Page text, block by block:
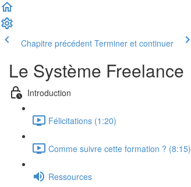
Chapitre précédent Terminer et continuer
Le Système Freelance
Introduction
Félicitations (1:20)
Comme suivre cette formation ? (8:15)
Ressources